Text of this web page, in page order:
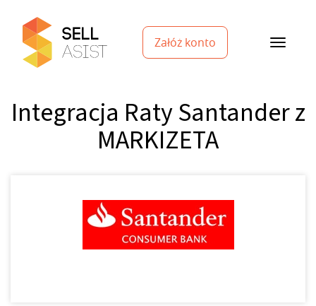
Załóż konto
Integracja Raty Santander z
MARKIZETA